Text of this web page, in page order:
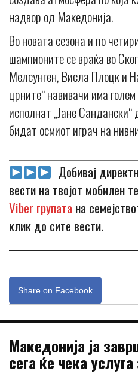
надвор од Македонија.
Во новата сезона и по
шампионите се враќа во
Мелсунген, Висла Плоцк и
црните“ навивачи има
исполнат „Јане
бидат осмиот играч на
Добивај
вести на твојот мобилен
Viber групата на
клик до сите вести.
Share on Facebook
Македонија ја
сега ќе чека